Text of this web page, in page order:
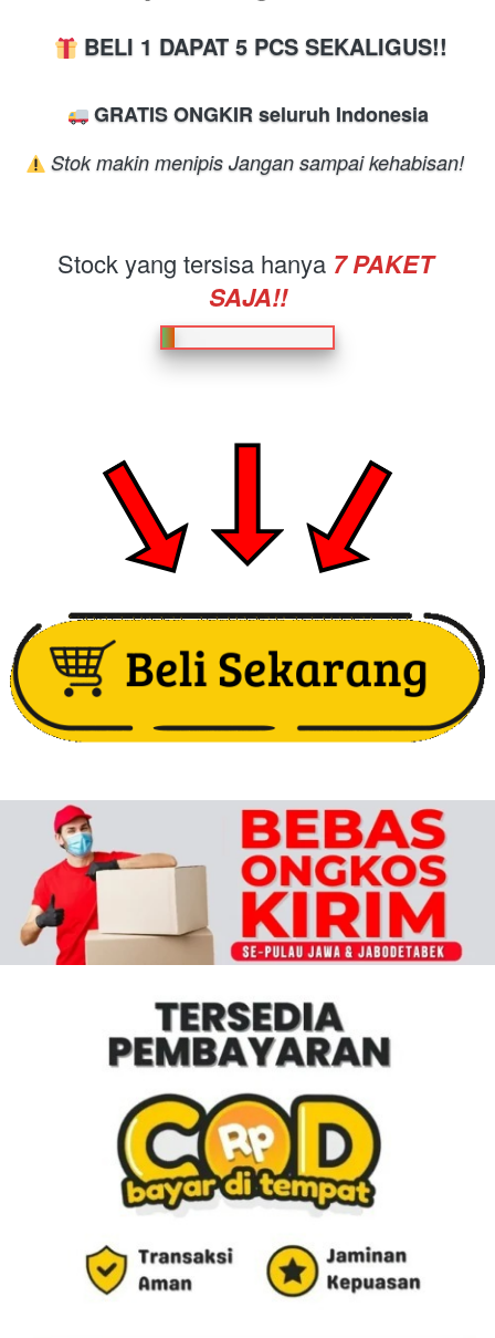
BELI 1 DAPAT 5 PCS SEKALIGUS!!
GRATIS ONGKIR seluruh Indonesia
Stok makin menipis Jangan sampai kehabisan!
Stock yang tersisa hanya 7 PAKET
SAJA!!